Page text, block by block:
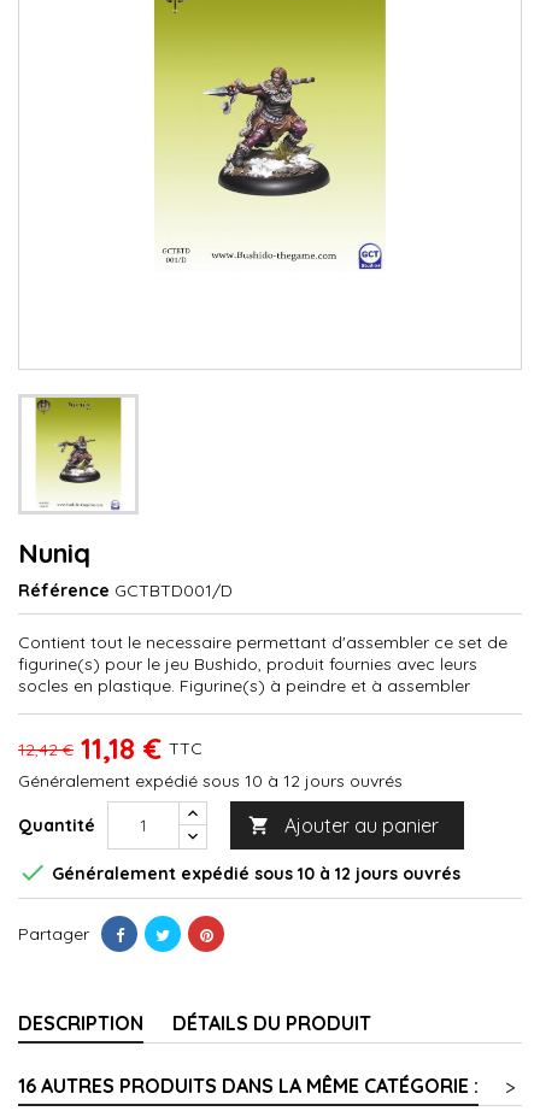
Nuniq
Référence GCTBTD001/D
Contient tout le necessaire permettant d'assembler ce set de
figurine(s) pour le jeu Bushido, produit fournies avec leurs
socles en plastique. Figurine(s) à peindre et à assembler
12,42 € 11,18 € TTC
Généralement expédié sous 10 à 12 jours ouvrés
Quantité  Ajouter au panier
 Généralement expédié sous 10 à 12 jours ouvrés
Partager
DESCRIPTION DÉTAILS DU PRODUIT
16 AUTRES PRODUITS DANS LA MÊME CATÉGORIE :
>